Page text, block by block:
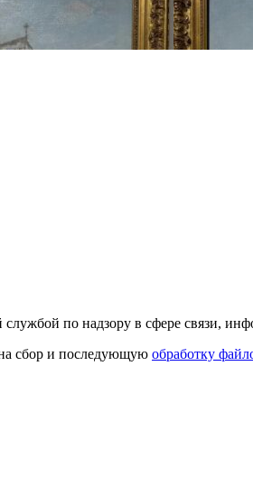
по надзору в сфере связи,
сбор и последующую обработку